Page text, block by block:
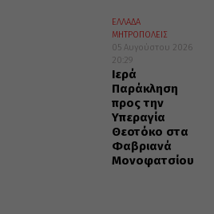
ΕΛΛΑΔΑ
ΜΗΤΡΟΠΟΛΕΙΣ
05 Αυγούστου 2026
20:29
Ιερά
Παράκληση
προς την
Υπεραγία
Θεοτόκο στα
Φαβριανά
Μονοφατσίου